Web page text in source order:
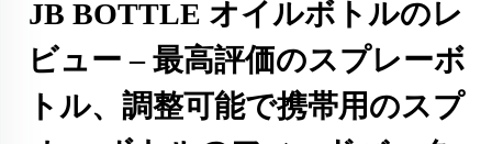
JB BOTTLE オイルボトルのレ
ビュー – 最高評価のスプレーボ
トル、調整可能で携帯用のスプ